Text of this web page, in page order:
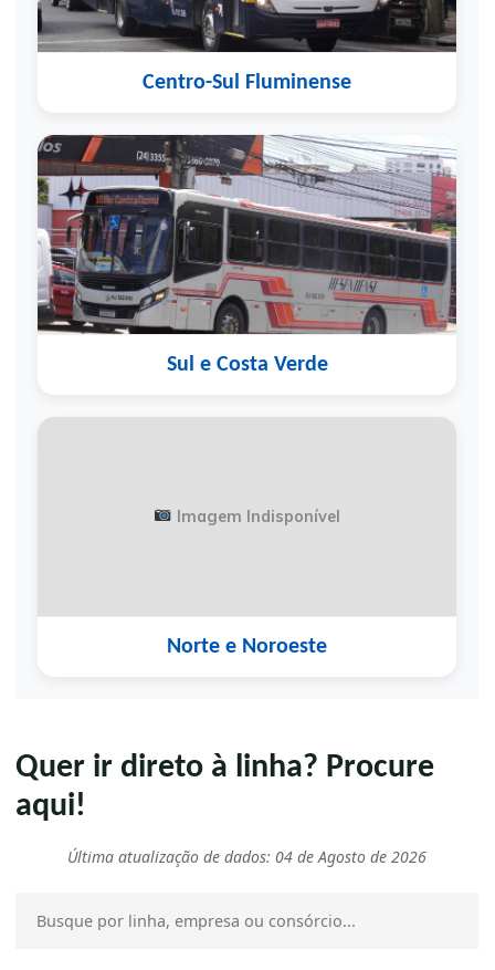
Centro-Sul Fluminense
Sul e Costa Verde
Imagem Indisponível
Norte e Noroeste
Quer ir direto à linha? Procure
aqui!
Última atualização de dados: 04 de Agosto de 2026